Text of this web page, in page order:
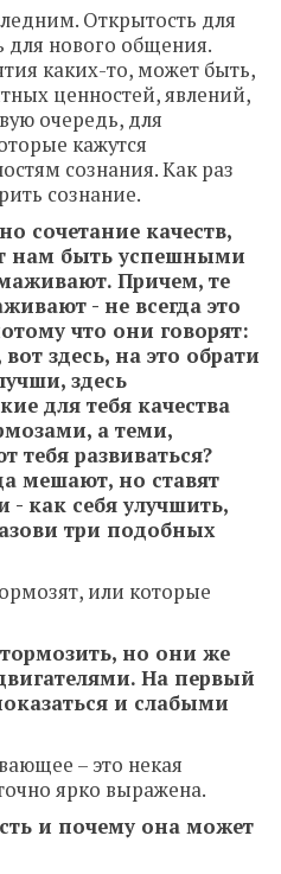
Открытость для
для нового общения.
каких-то, может быть,
ценностей, явлений,
очередь, для
кажутся
сознания. Как раз
сознание.
сочетание качеств,
нам быть успешными
Причем, те
- не всегда это
что они говорят:
здесь, на это обрати
здесь
для тебя качества
а теми,
тебя развиваться?
мешают, но ставят
- как себя улучшить,
три подобных
или которые
но они же
На первый
и слабыми
– это некая
ярко выражена.
и почему она может